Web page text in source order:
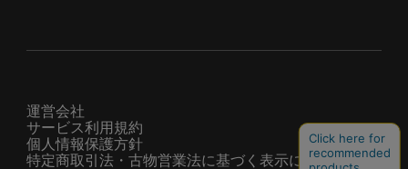
運営会社
サービス利用規約
個人情報保護方針
特定商取引法・古物営業法に基づく表示について